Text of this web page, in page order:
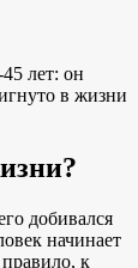
лет: он
в жизни
добивался
начинает
правило, к